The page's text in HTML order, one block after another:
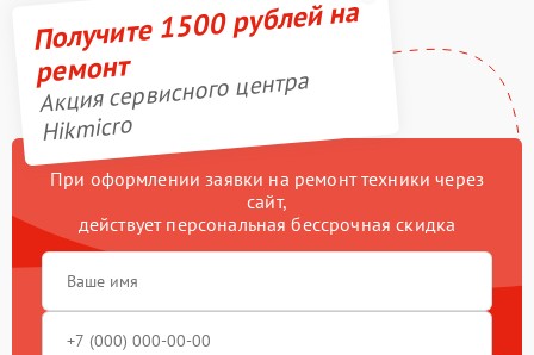
Получите 1500 рублей на
ремонт
Акция сервисного центра
Hikmicro
При оформлении заявки на ремонт техники через
сайт,
действует персональная бессрочная скидка